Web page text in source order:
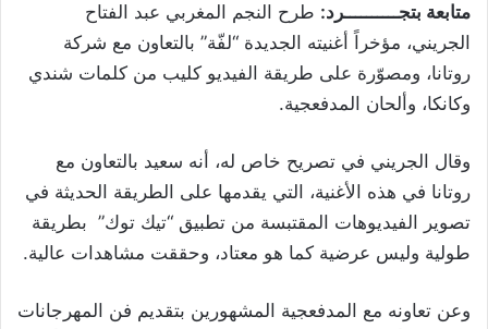
متابعة بتجــــــــــرد: طرح النجم المغربي عبد الفتاح
الجريني، مؤخراً أغنيته الجديدة “لفّة” بالتعاون مع شركة
روتانا، ومصوّرة على طريقة الفيديو كليب من كلمات شندي
وكانكا، وألحان المدفعجية.
وقال الجريني في تصريح خاص له، أنه سعيد بالتعاون مع
روتانا في هذه الأغنية، التي يقدمها على الطريقة الحديثة في
تصوير الفيديوهات المقتبسة من تطبيق “تيك توك” بطريقة
طولية وليس عرضية كما هو معتاد، وحققت مشاهدات عالية.
وعن تعاونه مع المدفعجية المشهورين بتقديم فن المهرجانات